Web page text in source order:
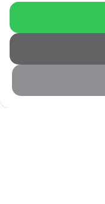
© FIRST CISL - C.F.